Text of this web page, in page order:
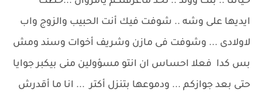
ايديها على وشه .. شوفت فيك أنت الحبيب والزوج واب
لاولادى ... وشوفت فى مازن وشريف أخوات وسند ومش
بس كدا فعلا احساس ان انتو مسؤولين منى بيكبر جوايا
حتى بعد جوازكم ... ودموعها بتنزل أكتر ... انا ما أقدرش